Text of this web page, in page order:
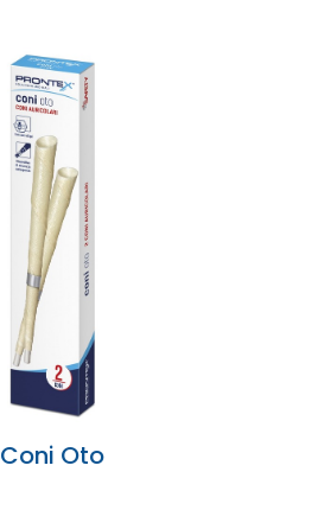
Coni Oto